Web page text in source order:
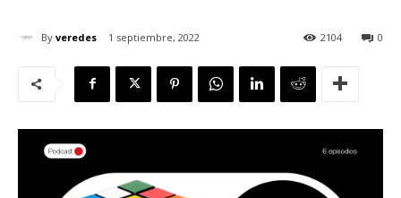
By veredes 1 septiembre, 2022 0
2104